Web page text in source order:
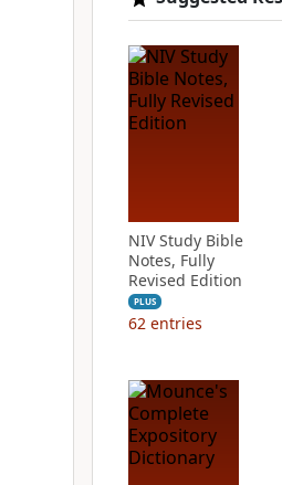
NIV Study Bible
Notes, Fully
Revised Edition
PLUS
62 entries